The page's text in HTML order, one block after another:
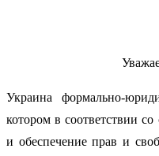
Украина формально-
котором в соответствии
и обеспечение прав и